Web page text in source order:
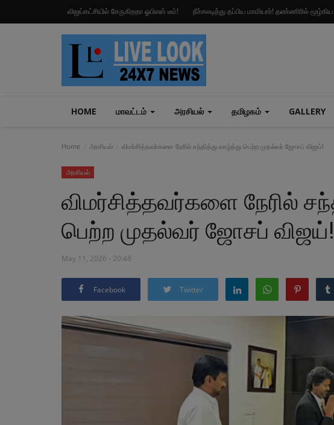
விஜய்கட்சியில் சேருகிறதா ஓபிஎஸ் டீம்! நீச்சலடித்து தப்பிய மாமியார்! தண்ணிரில்
HOME மாவட்டம் அரசியல் தமிழகம் GALLERY
Home அரசியல் விமர்சித்தவர்களை நேரில் சந்தித்து வாழ்த்து பெற்ற முதல்வர் ஜோசப் விஜய்!
அரசியல்
விமர்சித்தவர்களை நேரில்
பெற்ற முதல்வர் ஜோசப் விஜய்!
May 11, 2026 - 20:48
Facebook Twitter